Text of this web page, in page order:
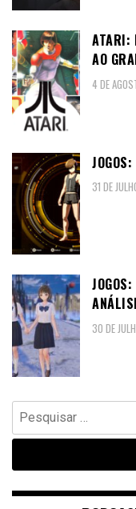
ATARI:
AO
4 DE
31 DE
30 DE
Pesquisar
por: